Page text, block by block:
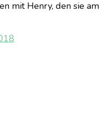
mit Henry, den sie am